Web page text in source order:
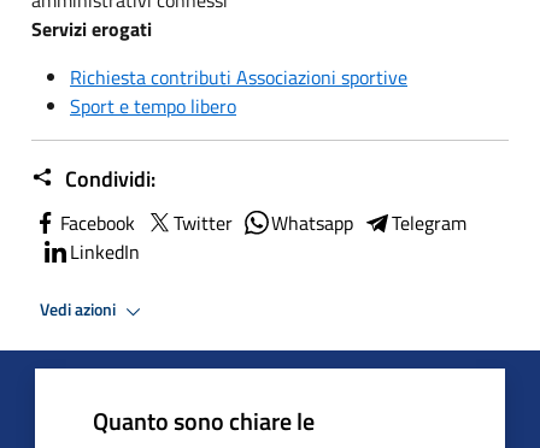
Servizi erogati
Richiesta contributi Associazioni sportive
Sport e tempo libero
Condividi:
Facebook Twitter Whatsapp
Telegram
LinkedIn
Vedi azioni
Quanto sono chiare le